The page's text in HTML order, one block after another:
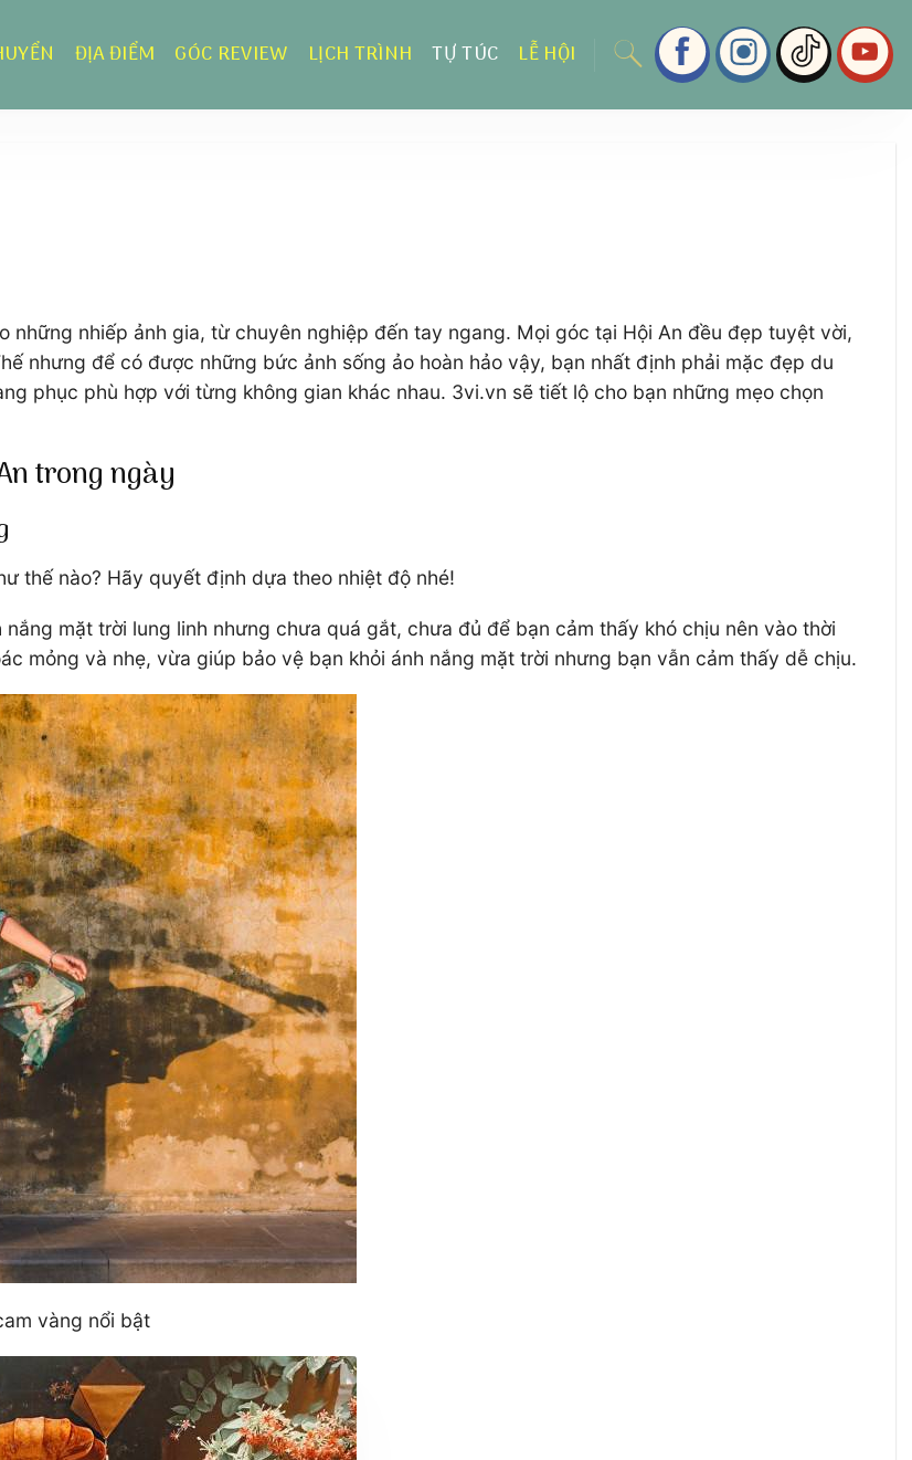
ĐỊA ĐIỂM GÓC REVIEW LỊCH TRÌNH TỰ TÚC LỄ HỘI
những nhiếp ảnh gia, từ chuyên nghiệp đến tay ngang. Mọi góc tại Hội An đều đẹp tuyệt vời,
nhưng để có được những bức ảnh sống ảo hoàn hảo vậy, bạn nhất định phải mặc đẹp du
phục phù hợp với từng không gian khác nhau. 3vi.vn sẽ tiết lộ cho bạn những mẹo chọn
trong ngày
thế nào? Hãy quyết định dựa theo nhiệt độ nhé!
mặt trời lung linh nhưng chưa quá gắt, chưa đủ để bạn cảm thấy khó chịu nên vào thời
mỏng và nhẹ, vừa giúp bảo vệ bạn khỏi ánh nắng mặt trời nhưng bạn vẫn cảm thấy dễ chịu.
vàng nổi bật